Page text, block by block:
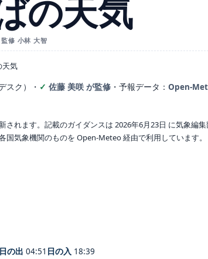
の天気
修 小林 大智
天気
スク） ・ 佐藤 美咲 が監修 ・ 予報データ： Open-
されます。記載のガイダンスは 2026年6月23日 に気象編集
国気象機関のものを Open-Meteo 経由で利用しています。
日の出 04:51 日の入 18:39